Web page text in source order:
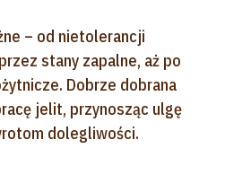
– od nietolerancji
stany zapalne, aż po
Dobrze dobrana
jelit, przynosząc ulgę
dolegliwości.